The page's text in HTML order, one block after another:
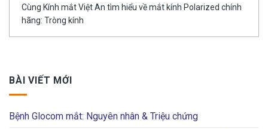
Cùng Kính mắt Việt An tìm hiểu về mắt kính Polarized chính
hãng: Tròng kính
BÀI VIẾT MỚI
Bệnh Glocom mắt: Nguyên nhân & Triệu chứng